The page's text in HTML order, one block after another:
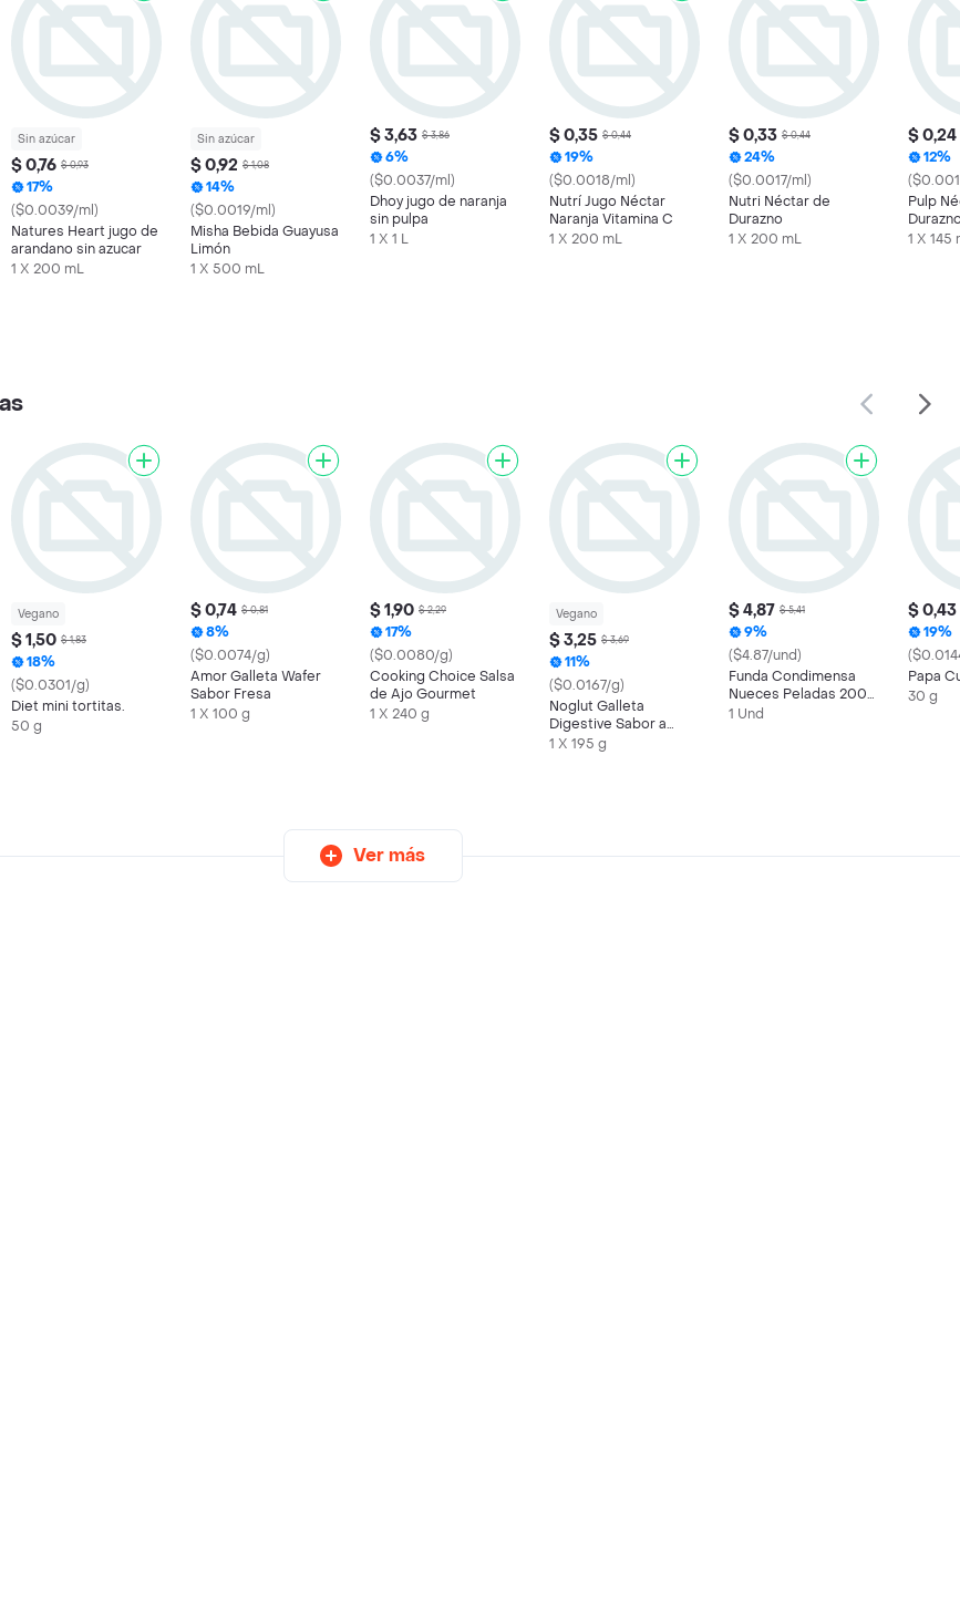
Sin azúcar
$ 0,76 $ 0,93
17%
($0.0039/ml)
Natures Heart jugo de
arandano sin azucar
1 X 200 mL
Sin azúcar
$ 0,92 $ 1,08
14%
($0.0019/ml)
Misha Bebida Guayusa
Limón
1 X 500 mL
$ 3,63 $ 3,86
6%
($0.0037/ml)
Dhoy jugo de naranja
sin pulpa
1 X 1 L
$ 0,35 $ 0,44
19%
($0.0018/ml)
Nutrí Jugo Néctar
Naranja Vitamina C
1 X 200 mL
$ 0,33 $ 0,44
24%
($0.0017/ml)
Nutri Néctar de
Durazno
1 X 200 mL
$ 0,24
12%
Pulp
1 X 145
Vegano
$ 1,50 $ 1,83
18%
($0.0301/g)
Diet mini tortitas.
50 g
$ 0,74 $ 0,81
8%
($0.0074/g)
Amor Galleta Wafer
Sabor Fresa
1 X 100 g
$ 1,90 $ 2,29
17%
($0.0080/g)
Cooking Choice Salsa
de Ajo Gourmet
1 X 240 g
Vegano
$ 3,25 $ 3,69
11%
($0.0167/g)
Noglut Galleta
Digestive Sabor a
Naranja
1 X 195 g
$ 4,87 $ 5,41
9%
($4.87/und)
Funda Condimensa
Nueces Peladas 200
Gr.
1 Und
$ 0,43
19%
Papa
30 g
Ver más